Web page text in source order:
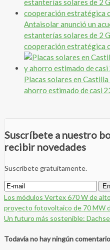
Antaisolar anunció un
estanterías solares de 2
cooperación estratégica
Placas solares en
ahorro estimado de casi
Suscríbete a nuestro
recibir novedades
Suscríbete gratuitamente.
Los módulos Vertex 670 W de
proyecto fotovoltaico de 70 MW
Un futuro más sostenible:
Todavía no hay ningún